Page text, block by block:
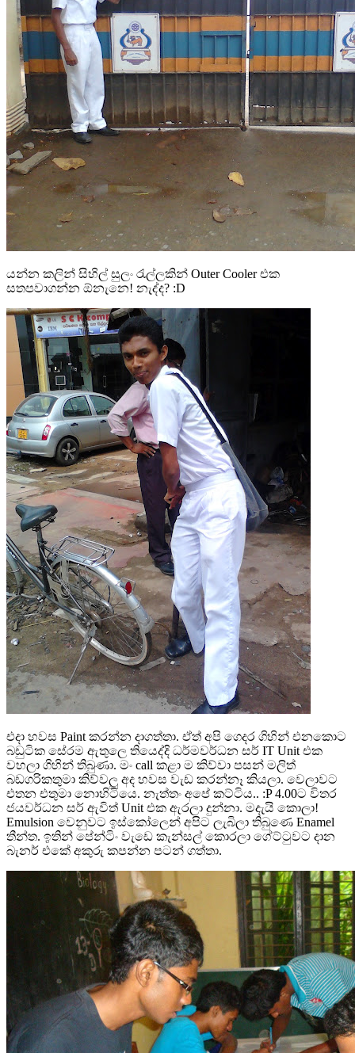
යන්න කලින් සිහිල් සුලං රැල්ලකින් Outer Cooler එක
සතපවාගන්න ඕනැනෙ! නැද්ද? :D
එදා හවස Paint කරන්න දාගත්තා. ඒත් අපි ගෙදර ගිහින් එනකොට
බඩුටික සේරම ඇතුලෙ තියෙද්දි ධර්මවර්ධන සර් IT Unit එක
වහලා ගිහින් තිබුණා. මං call කළා ම කිව්වා පසන් මලිත්
බඩගරිකතුමා කිව්වලු අද හවස වැඩ කරන්නෑ කියලා. වෙලාවට
එතන එතුමා නොහිටියෙ. නැත්තං අපේ කට්ටිය.. :P 4.00ට විතර
ජයවර්ධන සර් ඇවිත් Unit එක ඇරලා දුන්නා. මදැයි කොලා!
Emulsion වෙනුවට ඉස්කෝලෙන් අපිට ලැබිලා තිබුණෙ Enamel
තීන්ත. ඉතින් පේන්ටිං වැඩෙ කැන්සල් කොරලා ගේට්ටුවට දාන
බැනර් එකේ අකුරු කපන්න පටන් ගත්තා.